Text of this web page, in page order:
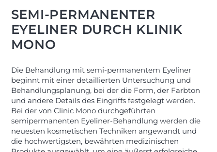
SEMI-PERMANENTER
EYELINER DURCH KLINIK
MONO
Die Behandlung mit semi-permanentem Eyeliner
beginnt mit einer detaillierten Untersuchung und
Behandlungsplanung, bei der die Form, der Farbton
und andere Details des Eingriffs festgelegt werden.
Bei der von Clinic Mono durchgeführten
semipermanenten Eyeliner-Behandlung werden die
neuesten kosmetischen Techniken angewandt und
die hochwertigsten, bewährten medizinischen